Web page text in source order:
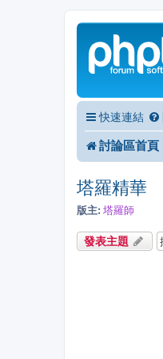
快速連結
討論區首頁
塔羅精華
版主: 塔羅師
發表主題